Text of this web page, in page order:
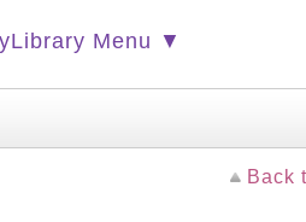
Menu ▼
Back